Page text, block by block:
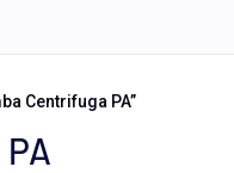
Centrifuga PA”